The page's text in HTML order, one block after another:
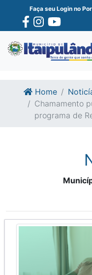
Ir para o conte�do
Ir para o fim do
Faça seu Login no
Home
Chamamento
programa de